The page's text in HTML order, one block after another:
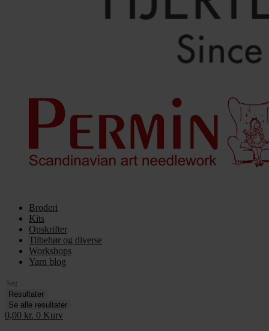
Broderi
Kits
Opskrifter
Tilbehør og diverse
Workshops
Yarn blog
Search
...Resultater
Se alle resultater
0,00 kr. 0 Kurv